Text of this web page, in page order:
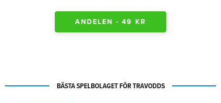
ANDELEN - 49 KR
BÄSTA SPELBOLAGET FÖR TRAVODDS